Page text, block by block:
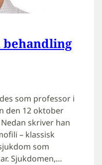
som professor i
den 12 oktober
skriver han
– klassisk
som
Sjukdomen,…